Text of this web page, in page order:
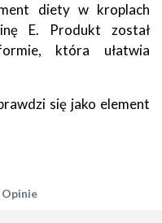
diety w kroplach
E. Produkt został
która ułatwia
się jako element
Opinie